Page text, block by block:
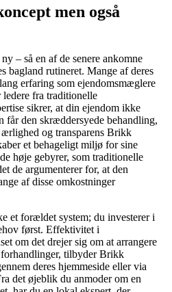
men også
– så en af de senere ankomne
bagland rutineret. Mange af deres
erfaring som ejendomsmæglere
fra traditionelle
sikrer, at din ejendom ikke
får den skræddersyede behandling,
og transparens Brikk
et behageligt miljø for sine
høje gebyrer, som traditionelle
de argumenterer for, at den
af disse omkostninger
et forældet system; du investerer i
først. Effektivitet i
om det drejer sig om at arrangere
tilbyder Brikk
deres hjemmeside eller via
det øjeblik du anmoder om en